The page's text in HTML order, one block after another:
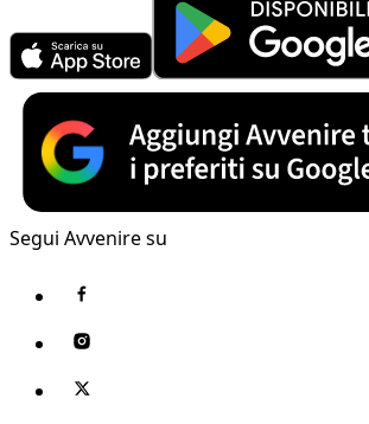
Segui Avvenire su